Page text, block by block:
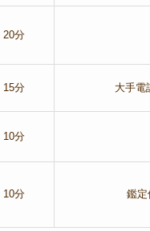
20分
15分 大手電
10分
10分 鑑定